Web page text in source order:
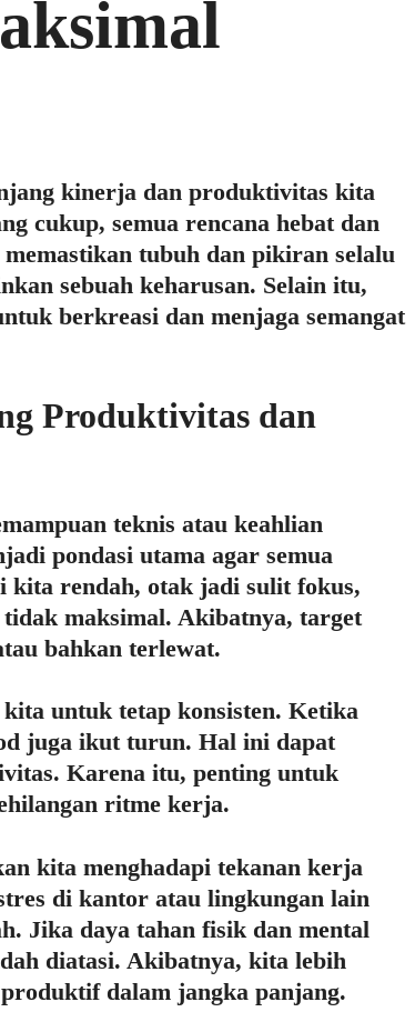
kinerja dan produktivitas kita
cukup, semua rencana hebat dan
tubuh dan pikiran selalu
sebuah keharusan. Selain itu,
berkreasi dan menjaga semangat
Produktivitas dan
teknis atau keahlian
pondasi utama agar semua
kita rendah, otak jadi sulit fokus,
maksimal. Akibatnya, target
bahkan terlewat.
untuk tetap konsisten. Ketika
juga ikut turun. Hal ini dapat
Karena itu, penting untuk
ritme kerja.
kita menghadapi tekanan kerja
di kantor atau lingkungan lain
Jika daya tahan fisik dan mental
diatasi. Akibatnya, kita lebih
dalam jangka panjang.